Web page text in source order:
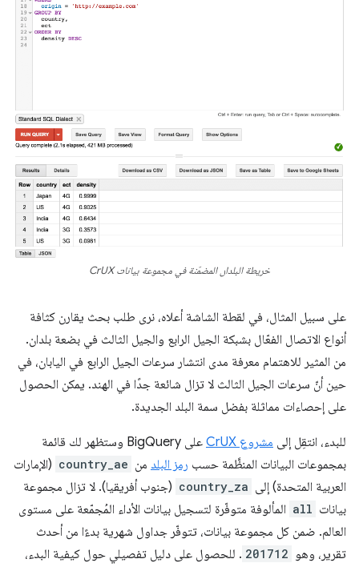
خريطة البلدان المضمّنة في مجموعة بيانات CrUX
على سبيل المثال، في لقطة الشاشة أعلاه، نرى طلب بحث يقارن كثافة
أنواع الاتصال الفعّال بشبكة الجيل الرابع والجيل الثالث في بضعة بلدان.
من المثير للاهتمام معرفة مدى انتشار سرعات الجيل الرابع في اليابان، في
حين أنّ سرعات الجيل الثالث لا تزال شائعة جدًا في الهند. يمكن الحصول
على إحصاءات مماثلة بفضل سمة البلد الجديدة.
للبدء، انتقِل إلى مشروع CrUX
على BigQuery وستظهر لك قائمة
بمجموعات البيانات المنظَّمة حسب رمز البلد من country_ae (الإمارات
العربية المتحدة) إلى country_za (جنوب أفريقيا). لا تزال مجموعة
بيانات all المألوفة متوفّرة لتسجيل بيانات الأداء المُجمّعة على مستوى
العالم. ضمن كل مجموعة بيانات، تتوفّر جداول شهرية بدءًا من أحدث
تقرير، وهو 201712 . للحصول على دليل تفصيلي حول كيفية البدء،